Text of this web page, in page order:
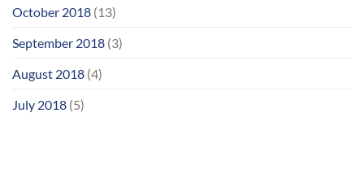
October 2018 (13)
September 2018 (3)
August 2018 (4)
July 2018 (5)